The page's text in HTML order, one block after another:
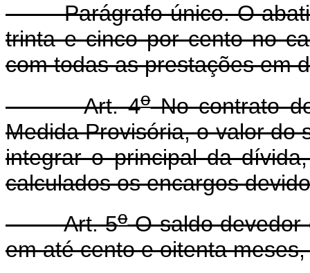
Parágrafo único. O
trinta e cinco por cento no
com todas as prestações em
Art. 4oNo contrato
Medida Provisória, o valor do
integrar o principal da
calculados os encargos
Art. 5oO saldo devedor
em até cento e oitenta